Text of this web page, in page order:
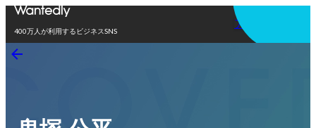
400万人が利用するビジネスSNS
アプリを使う